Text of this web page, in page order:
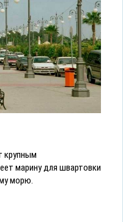
крупным
марину для швартовки
морю.